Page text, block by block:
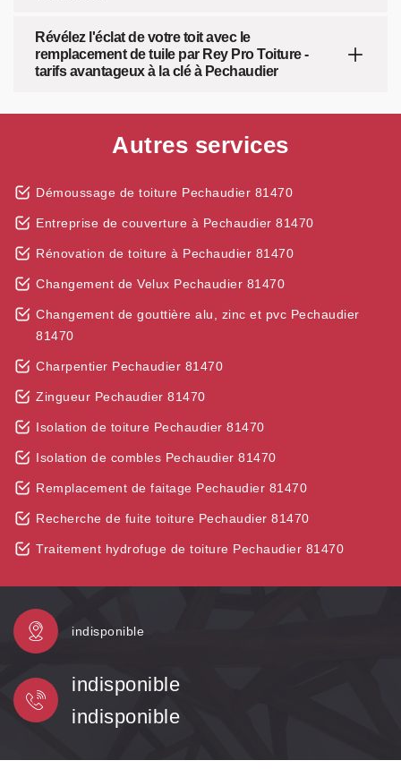
Révélez l'éclat de votre toit avec le
remplacement de tuile par Rey Pro Toiture -
tarifs avantageux à la clé à Pechaudier
Autres services
Démoussage de toiture Pechaudier 81470
Entreprise de couverture à Pechaudier 81470
Rénovation de toiture à Pechaudier 81470
Changement de Velux Pechaudier 81470
Changement de gouttière alu, zinc et pvc Pechaudier
81470
Charpentier Pechaudier 81470
Zingueur Pechaudier 81470
Isolation de toiture Pechaudier 81470
Isolation de combles Pechaudier 81470
Remplacement de faitage Pechaudier 81470
Recherche de fuite toiture Pechaudier 81470
Traitement hydrofuge de toiture Pechaudier 81470
indisponible
indisponible
indisponible